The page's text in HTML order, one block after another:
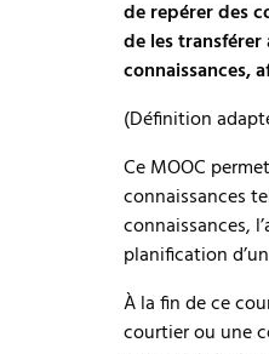
de repérer des
de les
connaissances,
(Définition
Ce MOOC
connaissances
connaissances,
planification
À la fin de ce
courtier ou une